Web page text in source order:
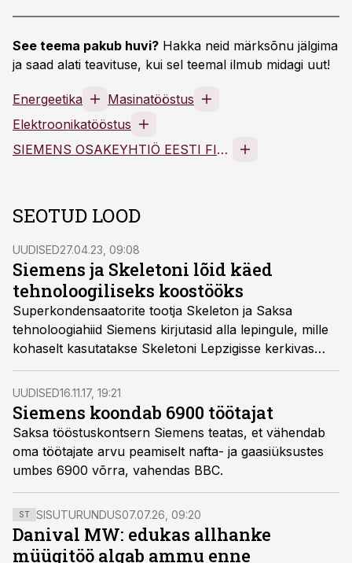
See teema pakub huvi? Hakka neid märksõnu jälgima
ja saad alati teavituse, kui sel teemal ilmub midagi uut!
Energeetika
Masinatööstus
Elektroonikatööstus
SIEMENS OSAKEYHTIÖ EESTI FILIAAL FIL
SEOTUD LOOD
UUDISED27.04.23, 09:08
Siemens ja Skeletoni lõid käed
tehnoloogiliseks koostööks
Superkondensaatorite tootja Skeleton ja Saksa
tehnoloogiahiid Siemens kirjutasid alla lepingule, mille
kohaselt kasutatakse Skeletoni Lepzigisse kerkivas
tehases Siemensi tehnoloogiat.
UUDISED16.11.17, 19:21
Siemens koondab 6900 töötajat
Saksa tööstuskontsern Siemens teatas, et vähendab
oma töötajate arvu peamiselt nafta- ja gaasiüksustes
umbes 6900 võrra, vahendas BBC.
ST SISUTURUNDUS07.07.26, 09:20
Danival MW: edukas allhanke
müügitöö algab ammu enne